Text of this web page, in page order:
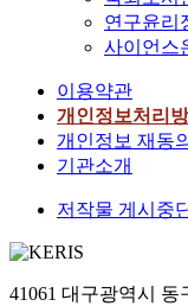
연구윤리
사이언스
이용약관
개인정보처리
개인정보 재동의
기관소개
저작물 게시중
41061 대구광역시 동